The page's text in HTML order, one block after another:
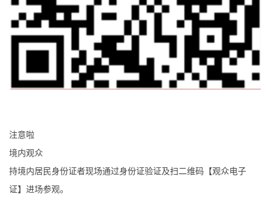
注意啦
境内观众
持境内居民身份证者现场通过身份证验证及扫二维码【观众电子
证】进场参观。